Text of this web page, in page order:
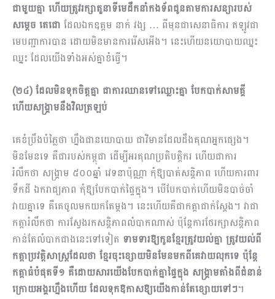
ជាមួយគ្នា ហើយត្រូវរក្សាតួនាទីមេដឹកនាំកងទ័ពជូនតាមការសន្យារបស់​
សម្តេច តេជោ ដែលឯកឧត្តម នាក់ វង្ស … ពីមុនជាសេនាធិការ ឥឡូវជា
មេបញ្ជាការបាន ដោយមិនមានការរើស​អើង។ នេះហើយនយោបាយឈ្នះ
ឈ្នះ ដែលយើងទាំងអស់គ្នាខំធ្វើ។
(២៤) ដែលមិនទុកចិត្តគ្នា ជាការឈានទៅឈ្លោះគ្នា បែកបាក់សាមគ្គី
ហើយសង្គ្រាមនឹងវិលត្រឡប់
គេខំប្រឹងបំភ្លៃថា ហ្នឹងជានយោបាយ ជាវិមានដែលដឹងគុណអ្នកផ្សេង។
មិនមែនទេ គឺជារបស់កម្ពុជា ដើម្បីអរគុណប្រតិបត្តិករ ហើយជាការ
រំលឹកថា សង្គ្រាម ៥០០ឆ្នាំ វេទនាប៉ុណ្ណា កុំឱ្យបាត់សន្តិភាព ហើយការពារ
ទឹកដី ឯករាជ្យភាព កុំឱ្យបែកបាក់ផ្ទៃក្នុង។ បើបែកបាក់ហើយមិនបាច់ចាំ
វាយគ្នាទេ គឺគេចូលមកយកតែម្តង។ នេះហើយគឺជាកត្តាជាក់ស្តែង។ វាជា
កត្តារំលឹកថា ការស្វែងរកសន្តិភាពលំបាកណាស់ ប៉ុន្តែការថែរក្សាសន្តិភាព
កាន់តែលំបាកជាងនេះទៅទៀត ទាមទារឱ្យកូនខ្មែរត្រូវយល់គ្នា ត្រូវយល់ពី
កត្តាប្រវត្តិសាស្ត្រដែលថា ខ្មែរចុះខ្សោយមិនមែនមកពីគេវាយលុកទេ ប៉ុន្តែ
កត្តាធំបំផុតទី១ គឺដោយសារយើងបែកបាក់គ្នាផ្ទៃក្នុង សង្គ្រាមតាំងពីជំនាន់
ក្រោយអង្គរហ្នឹងហើយ ដែលទុកឱកាសឱ្យយើងកាន់តែខ្សោយទៅៗ។